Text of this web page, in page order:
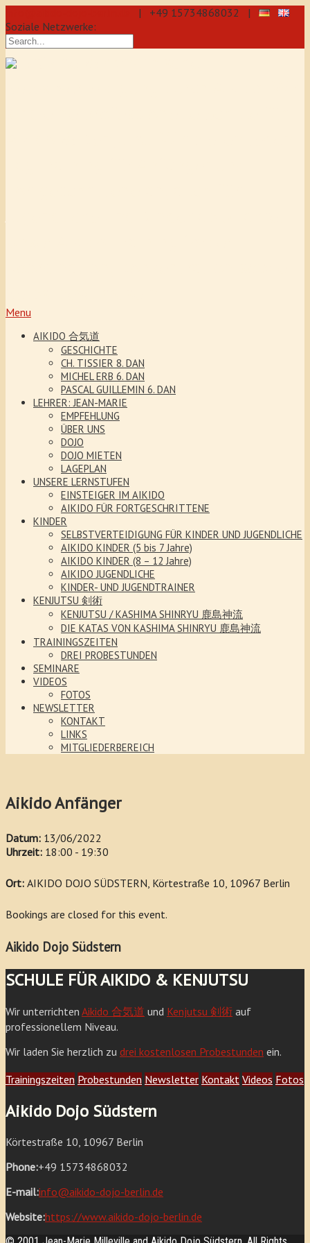
| +49 15734868032 |
Soziale Netzwerke:
Menu
AIKIDO 合気道
GESCHICHTE
CH. TISSIER 8. DAN
MICHEL ERB 6. DAN
PASCAL GUILLEMIN 6. DAN
LEHRER: JEAN-MARIE
EMPFEHLUNG
ÜBER UNS
DOJO
DOJO MIETEN
LAGEPLAN
UNSERE LERNSTUFEN
EINSTEIGER IM AIKIDO
AIKIDO FÜR FORTGESCHRITTENE
KINDER
SELBSTVERTEIDIGUNG FÜR KINDER UND JUGENDLICHE
AIKIDO KINDER (5 bis 7 Jahre)
AIKIDO KINDER (8 – 12 Jahre)
AIKIDO JUGENDLICHE
KINDER- UND JUGENDTRAINER
KENJUTSU 剣術
KENJUTSU / KASHIMA SHINRYU 鹿島神流
DIE KATAS VON KASHIMA SHINRYU 鹿島神流
TRAININGSZEITEN
DREI PROBESTUNDEN
SEMINARE
VIDEOS
FOTOS
NEWSLETTER
KONTAKT
LINKS
MITGLIEDERBEREICH
Aikido Anfänger
Datum: 13/06/2022
Uhrzeit: 18:00 - 19:30
Ort: AIKIDO DOJO SÜDSTERN, Körtestraße 10, 10967 Berlin
Bookings are closed for this event.
Aikido Dojo Südstern
SCHULE FÜR AIKIDO & KENJUTSU
Wir unterrichten Aikido 合気道 und Kenjutsu 剣術 auf
professionellem Niveau.
Wir laden Sie herzlich zu drei kostenlosen Probestunden ein.
Trainingszeiten Probestunden Newsletter Kontakt Videos Fotos
Aikido Dojo Südstern
Körtestraße 10, 10967 Berlin
Phone:+49 15734868032
E-mail:info@aikido-dojo-berlin.de
Website:https://www.aikido-dojo-berlin.de